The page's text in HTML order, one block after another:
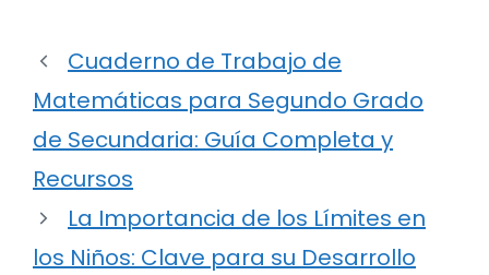
Cuaderno de Trabajo de
Matemáticas para Segundo Grado
de Secundaria: Guía Completa y
Recursos
La Importancia de los Límites en
los Niños: Clave para su Desarrollo